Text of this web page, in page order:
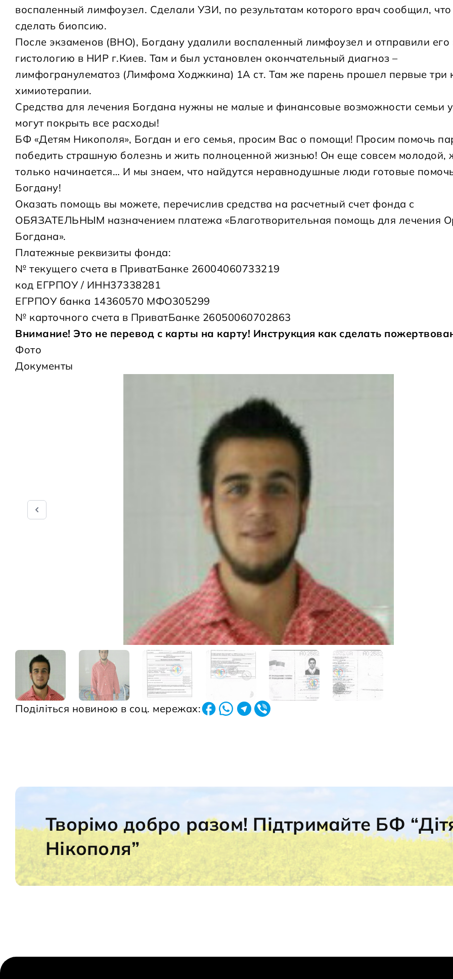
воспаленный лимфоузел. Сделали УЗИ, по результатам которого врач сообщил,
сделать биопсию.
После экзаменов (ВНО), Богдану удалили воспаленный лимфоузел и отправили его
гистологию в НИР г.Киев. Там и был установлен окончательный диагноз –
лимфогранулематоз (Лимфома Ходжкина) 1А ст. Там же парень прошел первые три
химиотерапии.
Средства для лечения Богдана нужны не малые и финансовые возможности семьи
могут покрыть все расходы!
БФ «Детям Никополя», Богдан и его семья, просим Вас о помощи! Просим помочь
победить страшную болезнь и жить полноценной жизнью! Он еще совсем молодой,
только начинается… И мы знаем, что найдутся неравнодушные люди готовые
Богдану!
Оказать помощь вы можете, перечислив средства на расчетный счет фонда с
ОБЯЗАТЕЛЬНЫМ назначением платежа «Благотворительная помощь для лечения
Богдана».
Платежные реквизиты фонда:
№ текущего счета в ПриватБанке 26004060733219
код ЕГРПОУ / ИНН37338281
ЕГРПОУ банка 14360570 МФО305299
№ карточного счета в ПриватБанке 26050060702863
Внимание! Это не перевод с карты на карту! Инструкция как сделать
Фото
Документы
Поділіться новиною в соц. мережах:
Творімо добро разом! Підтримайте БФ
Нікополя”